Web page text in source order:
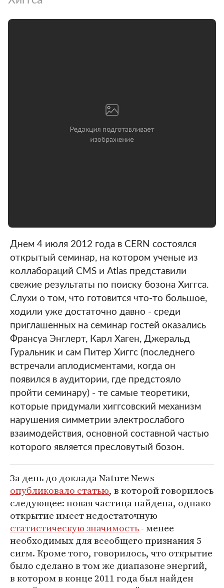
Днем 4 июля 2012 года в CERN состоялся
открытый семинар, на котором ученые из
коллабораций CMS и Atlas представили
свежие результаты по поиску бозона Хиггса.
Слухи о том, что готовится что-то большое,
ходили уже достаточно давно - среди
приглашенных на семинар гостей оказались
Франсуа Энглерт, Карл Хаген, Джеральд
Гуральник и сам Питер Хиггс (последнего
встречали аплодисментами, когда он
появился в аудитории, где предстояло
пройти семинару) - те самые теоретики,
которые придумали хиггсовский механизм
нарушения симметрии электрослабого
взаимодействия, основной составной частью
которого является пресловутый бозон.
За день до доклада Nature News
опубликовало статью, в которой говорилось
следующее: новая частица найдена, однако
открытие имеет недостаточную
статистическую значимость- менее
необходимых для всеобщего признания 5
сигм. Кроме того, говорилось, что открытие
было сделано в том же диапазоне энергий,
в котором в конце 2011 года был найден